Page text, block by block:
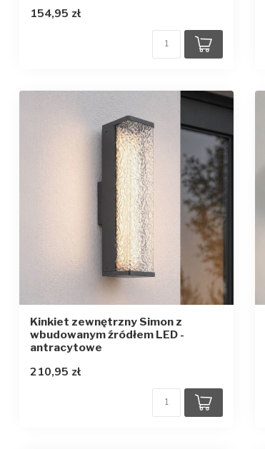
154,95 zł
Kinkiet zewnętrzny Simon z
wbudowanym źródłem LED -
antracytowe
210,95 zł